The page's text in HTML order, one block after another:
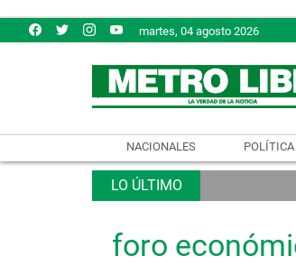
martes, 04 agosto 2026
NACIONALES POLÍTICA
foro